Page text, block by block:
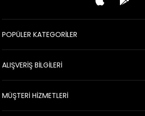
POPÜLER KATEGORİLER
ALIŞVERİŞ BİLGİLERİ
MÜŞTERİ HİZMETLERİ